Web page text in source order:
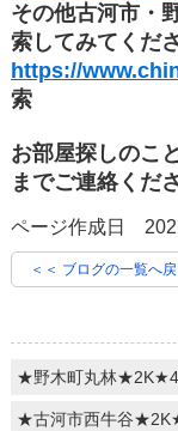
その他古河市・
索してみてくださ
https://
索
お部屋探しのこ
までご連絡くだ
ページ作成日
＜＜ ブログの一覧へ
★野木町丸林
★古河市西牛谷